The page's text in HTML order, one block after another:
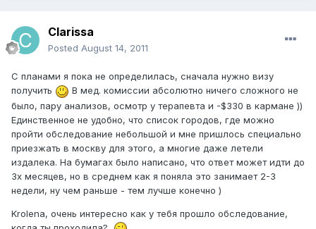
Clarissa
Posted August 14, 2011
С планами я пока не определилась, сначала нужно визу
получить
В мед. комиссии абсолютно ничего сложного не
было, пару анализов, осмотр у терапевта и -$330 в кармане ))
Единственное не удобно, что список городов, где можно
пройти обследование небольшой и мне пришлось специально
приезжать в москву для этого, а многие даже летели
издалека. На бумагах было написано, что ответ может идти до
3х месяцев, но в среднем как я поняла это занимает 2-3
недели, ну чем раньше - тем лучше конечно )
Krolena, очень интересно как у тебя прошло обследование,